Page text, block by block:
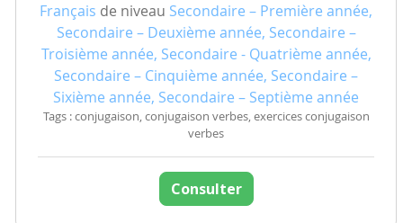
Français de niveau Secondaire – Première année,
Secondaire – Deuxième année, Secondaire –
Troisième année, Secondaire - Quatrième année,
Secondaire – Cinquième année, Secondaire –
Sixième année, Secondaire – Septième année
Tags : conjugaison, conjugaison verbes, exercices conjugaison
verbes
Consulter